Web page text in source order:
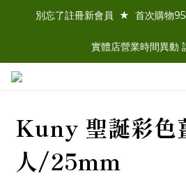
別忘了註冊新會員  ★  首次購物
實體店營業時間異動
Kuny 聖誕彩色
人/25mm